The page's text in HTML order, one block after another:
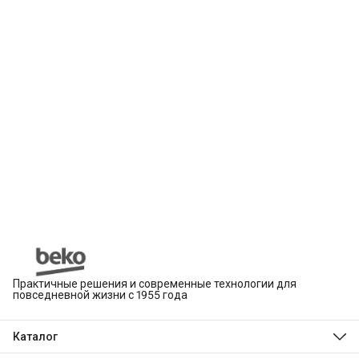
Практичные решения и современные технологии для
повседневной жизни с 1955 года
Каталог